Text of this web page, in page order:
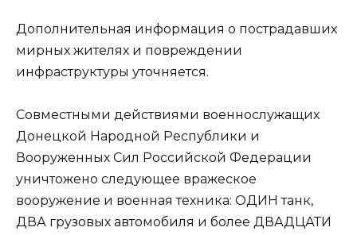
Дополнительная информация о пострадавших
мирных жителях и повреждении
инфраструктуры уточняется.
Совместными действиями военнослужащих
Донецкой Народной Республики и
Вооруженных Сил Российской Федерации
уничтожено следующее вражеское
вооружение и военная техника: ОДИН танк,
ДВА грузовых автомобиля и более ДВАДЦАТИ